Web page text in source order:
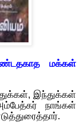
மக்கள்
, இந்துக்கள்
நாங்கள்